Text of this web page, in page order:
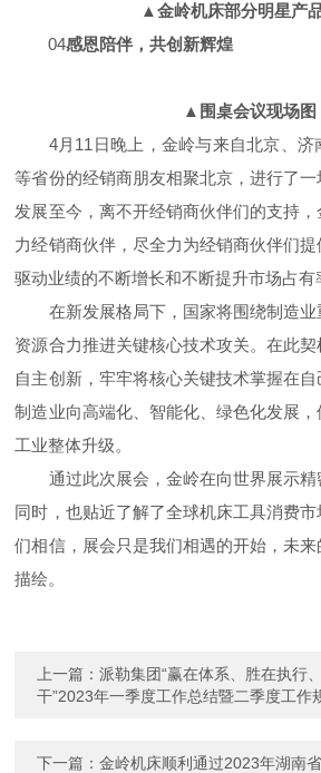
▲金岭机床部分明星产
04感恩陪伴，共创新辉煌
▲围桌会议现场图
4月11日晚上，金岭与来自北京、济
等省份的经销商朋友相聚北京，进行了
发展至今，离不开经销商伙伴们的支持
力经销商伙伴，尽全力为经销商伙伴们
驱动业绩的不断增长和不断提升市场占有
在新发展格局下，国家将围绕制造业
资源合力推进关键核心技术攻关。在此
自主创新，牢牢将核心关键技术掌握在
制造业向高端化、智能化、绿色化发展
工业整体升级。
通过此次展会，金岭在向世界展示精
同时，也贴近了解了全球机床工具消费
们相信，展会只是我们相遇的开始，未
描绘。
上一篇：派勒集团“赢在体系、胜在执行
干”2023年一季度工作总结暨二季度工作
下一篇：金岭机床顺利通过2023年湖南